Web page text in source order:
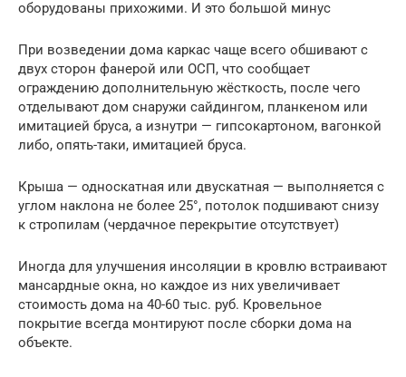
оборудованы прихожими. И это большой минус
При возведении дома каркас чаще всего обшивают с
двух сторон фанерой или ОСП, что сообщает
ограждению дополнительную жёсткость, после чего
отделывают дом снаружи сайдингом, планкеном или
имитацией бруса, а изнутри — гипсокартоном, вагонкой
либо, опять-таки, имитацией бруса.
Крыша — односкатная или двускатная — выполняется с
углом наклона не более 25°, потолок подшивают снизу
к стропилам (чердачное перекрытие отсутствует)
Иногда для улучшения инсоляции в кровлю встраивают
мансардные окна, но каждое из них увеличивает
стоимость дома на 40-60 тыс. руб. Кровельное
покрытие всегда монтируют после сборки дома на
объекте.